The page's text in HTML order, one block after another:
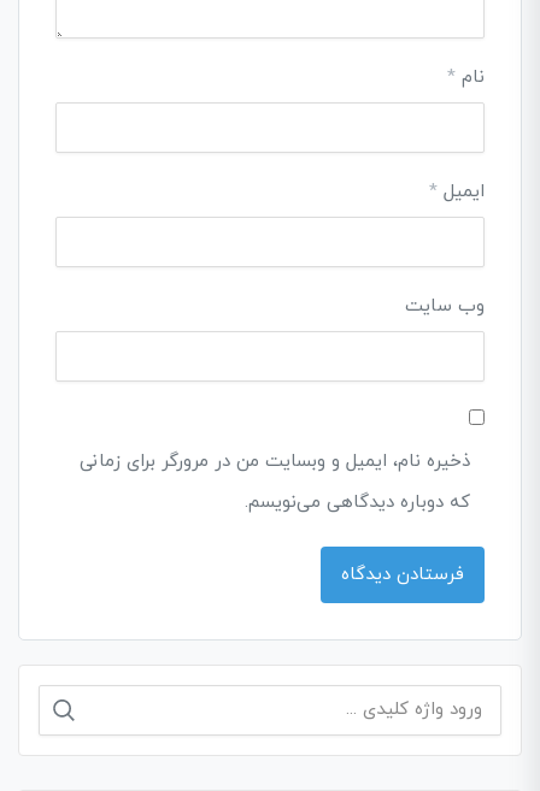
نام *
ایمیل *
وب‌ سایت
ذخیره نام، ایمیل و وبسایت من در مرورگر برای زمانی
که دوباره دیدگاهی می‌نویسم.
جستجو